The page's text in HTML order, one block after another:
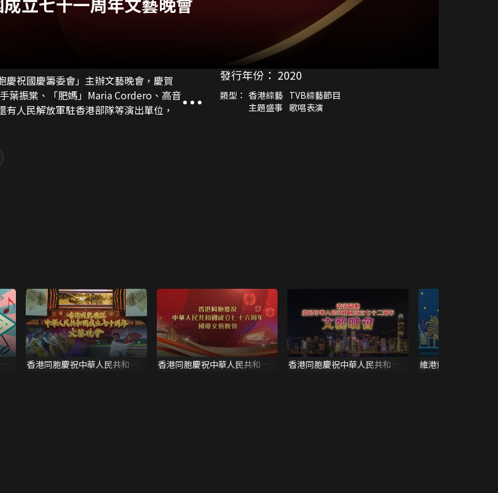
慶祝國慶籌委會」主辦文藝晚會，慶賀
人民解放軍駐香港部隊等演出單位，
發行年份： 2020
類型： 香港綜藝 TVB綜藝節目
主題盛事 歌唱表演
香港同胞慶祝中華人民共和國
香港同胞慶祝中華人民共和國
香港同胞慶祝中華人民共和國
維港煙花賀國慶